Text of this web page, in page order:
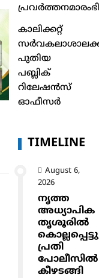
കാലിക്കറ്റ്
പുതിയ
പബ്ലിക്
റിലേഷൻസ്
ഓഫീസർ
TIMELINE
August 6,
2026
നൃത്ത
അധ്യാപിക
തൃശൂരിൽ
പ്രതി
പോലീസിൽ
കീഴടങ്ങി